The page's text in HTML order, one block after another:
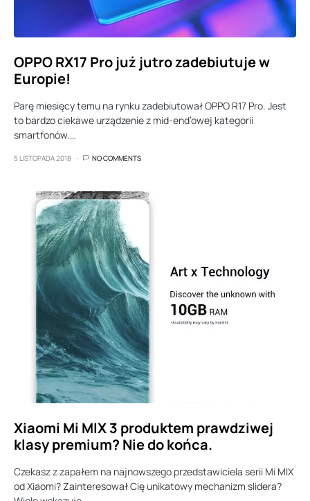
OPPO RX17 Pro już jutro zadebiutuje w
Europie!
Parę miesięcy temu na rynku zadebiutował OPPO R17 Pro. Jest
to bardzo ciekawe urządzenie z mid-end’owej kategorii
smartfonów.…
5 LISTOPADA 2018 NO COMMENTS
Xiaomi Mi MIX 3 produktem prawdziwej
klasy premium? Nie do końca.
Czekasz z zapałem na najnowszego przedstawiciela serii Mi MIX
od Xiaomi? Zainteresował Cię unikatowy mechanizm slidera?